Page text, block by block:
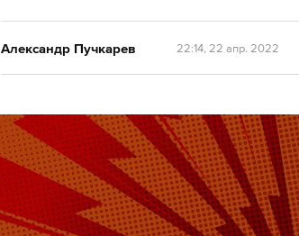
Александр Пучкарев 22:14, 22 апр. 2022